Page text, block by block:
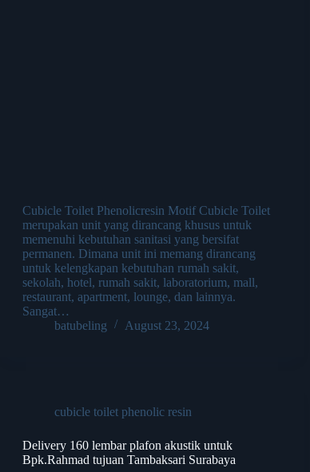
Cubicle Toilet Phenolicresin Motif Cubicle Toilet
merupakan unit yang dirancang khusus untuk
memenuhi kebutuhan sanitasi yang bersifat
permanen. Dimana unit ini memang dirancang
untuk kelengkapan kebutuhan rumah sakit,
sekolah, hotel, rumah sakit, laboratorium, mall,
restaurant, apartment, lounge, dan lainnya.
Sangat…
batubeling
August 23, 2024
cubicle toilet phenolic resin
Delivery 160 lembar plafon akustik untuk
Bpk.Rahmad tujuan Tambaksari Surabaya